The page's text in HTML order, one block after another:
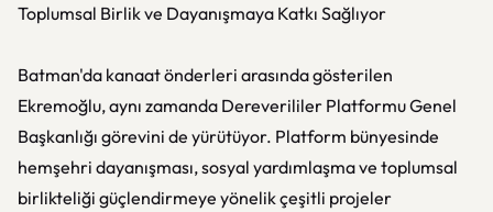
Toplumsal Birlik ve Dayanışmaya Katkı Sağlıyor
Batman'da kanaat önderleri arasında gösterilen
Ekremoğlu, aynı zamanda Dereverililer Platformu Genel
Başkanlığı görevini de yürütüyor. Platform bünyesinde
hemşehri dayanışması, sosyal yardımlaşma ve toplumsal
birlikteliği güçlendirmeye yönelik çeşitli projeler